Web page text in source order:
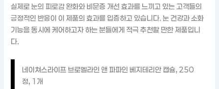
실제로 눈의 피로감 완화와 비문증 개선 효과를 느끼고 있는 고객들의
긍정적인 반응이 이 제품의 효과를 입증하고 있습니다. 눈 건강과 소화
기능을 동시에 케어하고자 하는 분들에게 적극 추천할 만한 제품입니
다.
네이쳐스라이프 브로멜라인 앤 파파인 베지테리안 캡슐, 250
정, 1개